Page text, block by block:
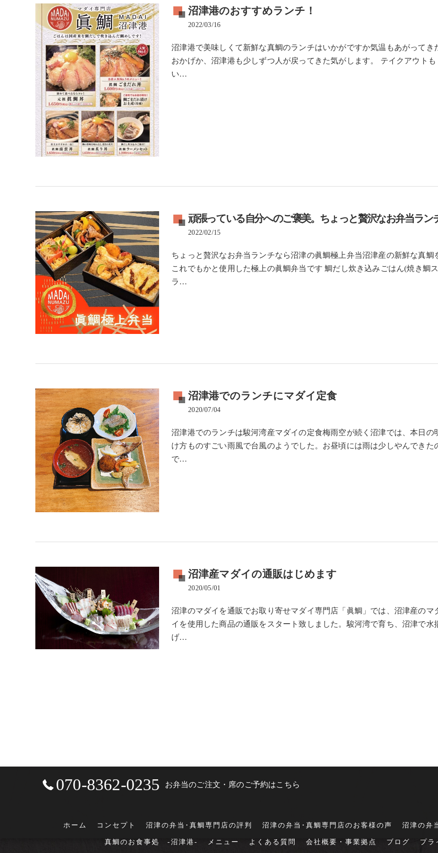
沼津港のおすすめランチ！
2022/03/16
沼津港で美味しくて新鮮な真鯛のランチはいかがですか気温もあがってき
おかげか、沼津港も少しずつ人が戻ってきた気がします。 テイクアウトも
い…
頑張っている自分へのご褒美。ちょっと贅沢なお弁当ラン
2022/02/15
ちょっと贅沢なお弁当ランチなら沼津の眞鯛極上弁当沼津産の新鮮な真鯛
これでもかと使用した極上の眞鯛弁当です 鯛だし炊き込みごはん(焼き鯛ス
ラ…
沼津港でのランチにマダイ定食
2020/07/04
沼津港でのランチは駿河湾産マダイの定食梅雨空が続く沼津では、本日の
け方ものすごい雨風で台風のようでした。お昼頃には雨は少しやんできた
で…
沼津産マダイの通販はじめます
2020/05/01
沼津のマダイを通販でお取り寄せマダイ専門店「眞鯛」では、沼津産のマ
イを使用した商品の通販をスタート致しました。駿河湾で育ち、沼津で水
げ…
070-8362-0235 お弁当のご注文・席のご予約はこちら
ホーム コンセプト 沼津の弁当･真鯛専門店の評判 沼津の弁当･真鯛専門店のお客様の声 沼津の弁
真鯛のお食事処 -沼津港- メニュー よくある質問 会社概要・事業拠点 ブログ プラ